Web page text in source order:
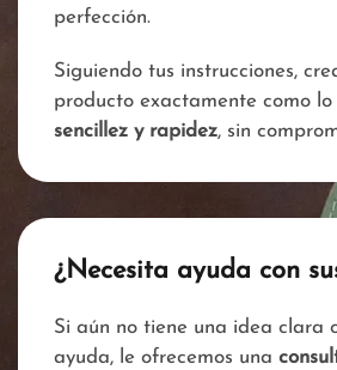
perfección.
Siguiendo tus instrucciones,
producto exactamente como
sencillez y rapidez, sin
¿Necesita ayuda con
Si aún no tiene una idea clara
ayuda, le ofrecemos una